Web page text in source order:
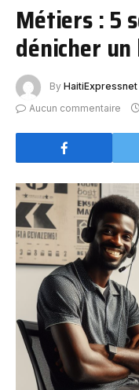
Métiers : 5
dénicher
By HaitiExpressnet
Aucun commentaire